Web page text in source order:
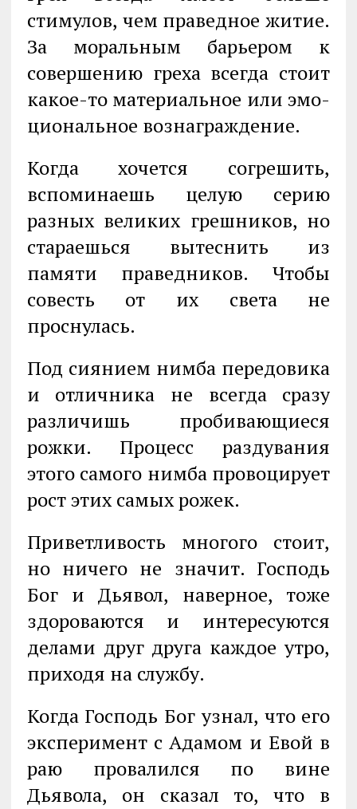
стимулов, чем праведное житие.
За моральным барьером к
совершению греха всегда стоит
какое-то материальное или эмо­
циональное вознаграждение.
Когда хочется согрешить,
вспоминаешь целую серию
разных великих грешников, но
стараешься вытеснить из
памяти праведников. Чтобы
совесть от их света не
проснулась.
Под сиянием нимба передовика
и отличника не всегда сразу
различишь про­бивающиеся
рожки. Процесс раздувания
этого самого нимба провоцирует
рост этих самых рожек.
Приветливость многого стоит,
но ничего не значит. Господь
Бог и Дьявол, наверное, тоже
здороваются и интересуются
делами друг друга каждое утро,
приходя на службу.
Когда Господь Бог узнал, что его
эксперимент с Адамом и Евой в
раю прова­лился по вине
Дьявола, он сказал то, что в